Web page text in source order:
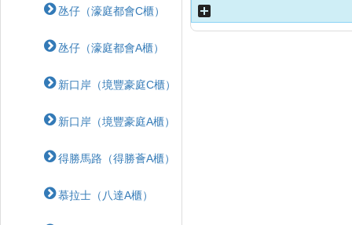
氹仔（濠庭都會C櫃）
氹仔（濠庭都會A櫃）
新口岸（境豐豪庭C櫃）
新口岸（境豐豪庭A櫃）
得勝馬路（得勝薈A櫃）
慕拉士（八達A櫃）